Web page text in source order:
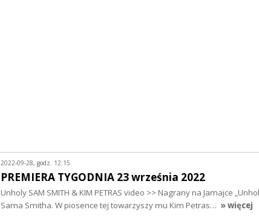
2022-09-28, godz. 12:15
PREMIERA TYGODNIA 23 września 2022
Unholy SAM SMITH & KIM PETRAS video >> Nagrany na Jamajce
Sama Smitha. W piosence tej towarzyszy mu Kim Petras… » więcej